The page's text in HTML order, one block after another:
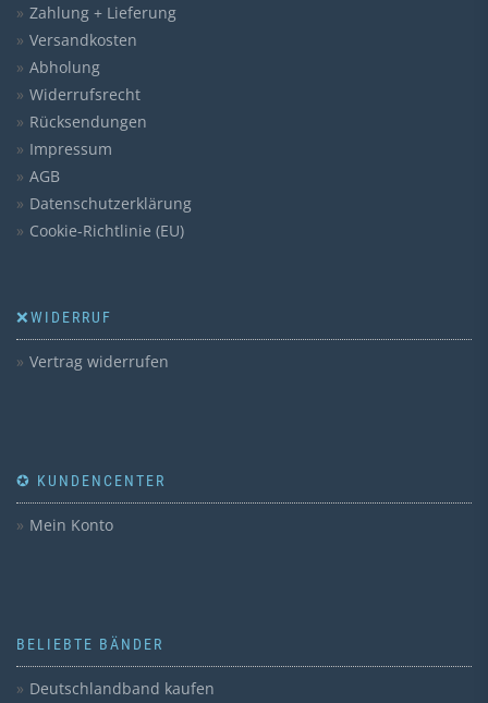
Zahlung + Lieferung
Versandkosten
Abholung
Widerrufsrecht
Rücksendungen
Impressum
AGB
Datenschutzerklärung
Cookie-Richtlinie (EU)
❌WIDERRUF
Vertrag widerrufen
✪ KUNDENCENTER
Mein Konto
BELIEBTE BÄNDER
Deutschlandband kaufen